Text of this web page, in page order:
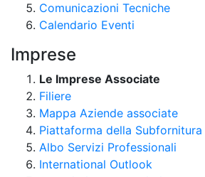
Comunicazioni Tecniche
Calendario Eventi
Imprese
Le Imprese Associate
Filiere
Mappa Aziende associate
Piattaforma della Subfornitura
Albo Servizi Professionali
International Outlook